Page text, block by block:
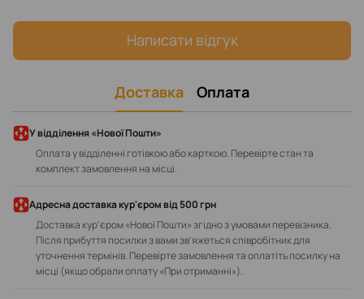
Написати відгук
Доставка Оплата
У відділення «Нової Пошти»
Оплата у відділенні готівкою або карткою. Перевірте стан та
комплект замовлення на місці.
Адресна доставка кур'єром від 500 грн
Доставка кур'єром «Нової Пошти» згідно з умовами перевізника.
Після прибуття посилки з вами зв'яжеться співробітник для
уточнення термінів. Перевірте замовлення та оплатіть посилку на
місці (якщо обрали оплату «При отриманні»).